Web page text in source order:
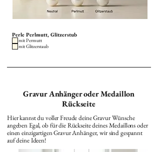
Perle Perlmutt, Glitzerstub
mit Permutt
mit Glitzerstaub
Gravur Anhänger oder Medaillon
Rückseite
Hier kannst du voller Freude deine Gravur Wünsche
angeben Egal, ob für die Rückseite deines Medaillons oder
einen einzigartigen Gravur Anhänger, wir sind gespannt
auf deine Ideen!